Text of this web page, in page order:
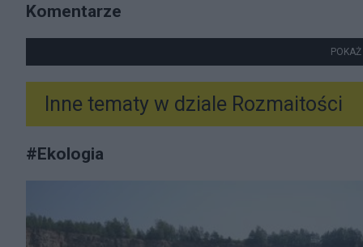
Komentarze
Inne tematy w dziale Rozmaitości
#Ekologia